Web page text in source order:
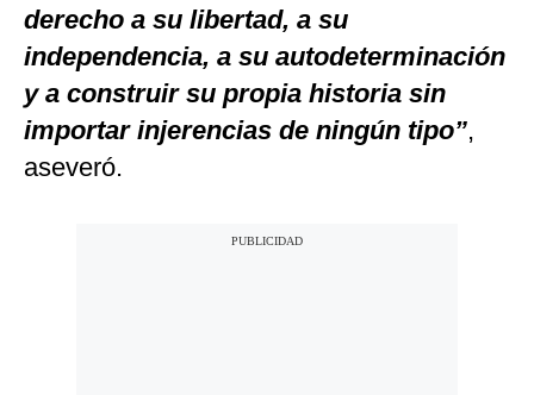
derecho a su libertad, a su
independencia, a su autodeterminación
y a construir su propia historia sin
importar injerencias de ningún tipo”,
aseveró.